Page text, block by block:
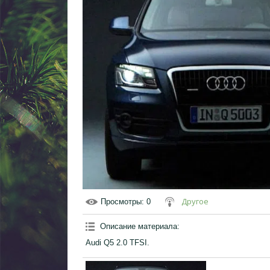
Просмотры: 0 Другое
Описание материала:
Audi Q5 2.0 TFSI.